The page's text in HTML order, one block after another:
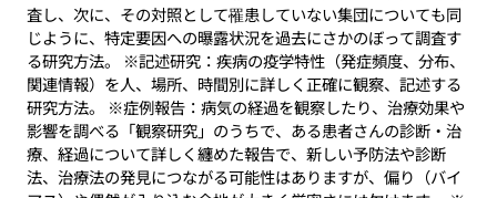
査し、次に、その対照として罹患していない集団についても同
じように、特定要因への曝露状況を過去にさかのぼって調査す
る研究方法。 ※記述研究：疾病の疫学特性（発症頻度、分布、
関連情報）を人、場所、時間別に詳しく正確に観察、記述する
研究方法。 ※症例報告：病気の経過を観察したり、治療効果や
影響を調べる「観察研究」のうちで、ある患者さんの診断・治
療、経過について詳しく纏めた報告で、新しい予防法や診断
法、治療法の発見につながる可能性はありますが、偏り（バイ